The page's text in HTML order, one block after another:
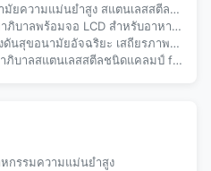
ง สแตนเลสสตีล เครื่องส่งสัญญาณอุณหภูมิ 4-20ma
ร้อมจอ LCD สำหรับอาหารและเครื่องดื่ม
เสถียรภาพสำหรับอาหาร/เครื่องดื่ม/การแพทย์/ชีวภาพ
มป์ fd80f พร้อมฮีทซิงค์สำหรับอุตสาหกรรมอาหารและเภสัชกรรม
หกรรมความแม่นยําสูง